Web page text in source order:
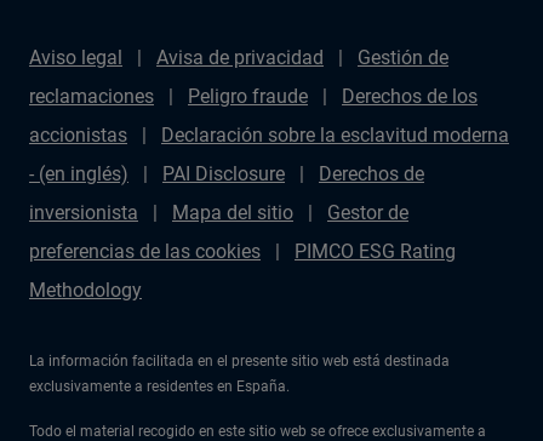
Aviso legal Avisa de privacidad
Gestión de
reclamaciones
Peligro fraude
Derechos de los
accionistas
Declaración sobre la esclavitud moderna
- (en inglés)
PAI Disclosure
Derechos de
inversionista
Mapa del sitio
Gestor de
preferencias de las cookies
PIMCO ESG Rating
Methodology
La información facilitada en el presente sitio web está destinada
exclusivamente a residentes en España.
Todo el material recogido en este sitio web se ofrece exclusivamente a